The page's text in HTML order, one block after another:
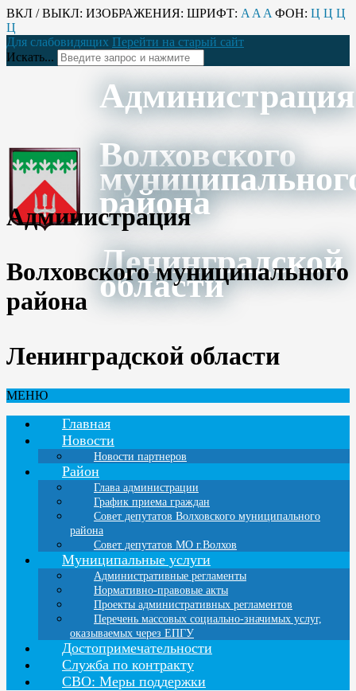
ВКЛ / ВЫКЛ: ИЗОБРАЖЕНИЯ: ШРИФТ: A A A ФОН: Ц Ц Ц
Ц
Для слабовидящих Перейти на старый сайт
Искать...
Администрация
Волховского
района
Ленинградской
области
Администрация
Волховского муниципального
района
Ленинградской области
МЕНЮ
Главная
Новости
Новости партнеров
Район
Глава администрации
График приема граждан
Совет депутатов Волховского муниципального
района
Совет депутатов МО г.Волхов
Муниципальные услуги
Административные регламенты
Нормативно-правовые акты
Проекты административных регламентов
Перечень массовых социально-значимых услуг,
оказываемых через ЕПГУ
Достопримечательности
Служба по контракту
СВО: Меры поддержки